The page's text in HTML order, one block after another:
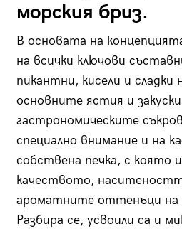
морския бриз.
В основата на
на всички ключови
пикантни, кисели и сладки
основните ястия и
гастрономическите
специално внимание и на
собствена печка, с която
качеството,
ароматните оттенъци на
Разбира се, усвоили са и